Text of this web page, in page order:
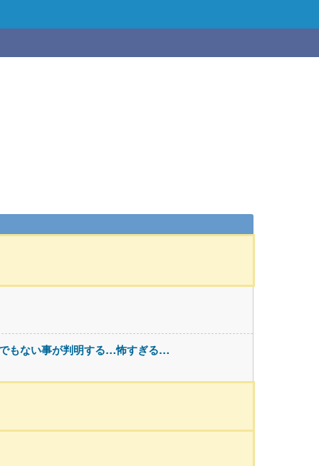
もない事が判明する…怖すぎる…